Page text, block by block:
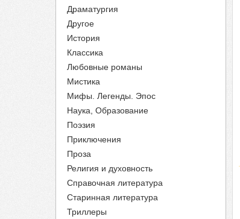
Драматургия
Другое
История
Классика
Любовные романы
Мистика
Мифы. Легенды. Эпос
Наука, Образование
Поэзия
Приключения
Проза
Религия и духовность
Справочная литература
Старинная литература
Триллеры